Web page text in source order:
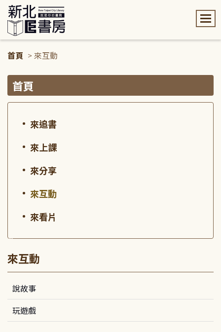
首頁 > 來互動
首頁
來追書
來上課
來分享
來互動
來看片
:::
來互動
說故事
玩遊戲